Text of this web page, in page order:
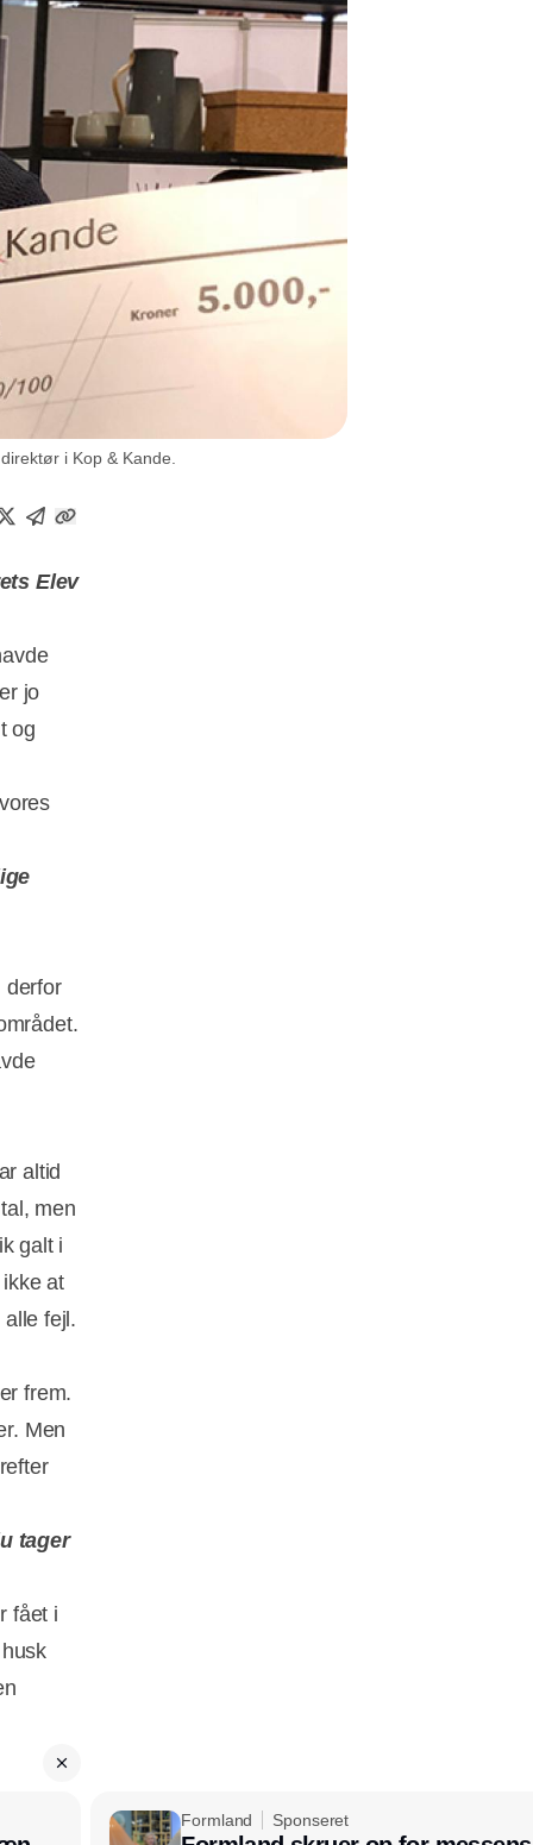
i Kop & Kande.
Elev
jo
og
derfor
altid
men
galt i
at
fejl.
frem.
Men
tager
fået i
Formland Sponseret